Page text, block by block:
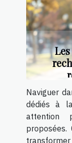
Naviguer
dédiés à
attention